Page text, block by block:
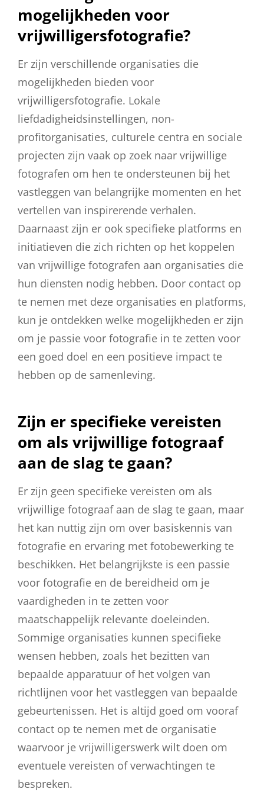
mogelijkheden voor
vrijwilligersfotografie?
Er zijn verschillende organisaties die
mogelijkheden bieden voor
vrijwilligersfotografie. Lokale
liefdadigheidsinstellingen, non-
profitorganisaties, culturele centra en sociale
projecten zijn vaak op zoek naar vrijwillige
fotografen om hen te ondersteunen bij het
vastleggen van belangrijke momenten en het
vertellen van inspirerende verhalen.
Daarnaast zijn er ook specifieke platforms en
initiatieven die zich richten op het koppelen
van vrijwillige fotografen aan organisaties die
hun diensten nodig hebben. Door contact op
te nemen met deze organisaties en platforms,
kun je ontdekken welke mogelijkheden er zijn
om je passie voor fotografie in te zetten voor
een goed doel en een positieve impact te
hebben op de samenleving.
Zijn er specifieke vereisten
om als vrijwillige fotograaf
aan de slag te gaan?
Er zijn geen specifieke vereisten om als
vrijwillige fotograaf aan de slag te gaan, maar
het kan nuttig zijn om over basiskennis van
fotografie en ervaring met fotobewerking te
beschikken. Het belangrijkste is een passie
voor fotografie en de bereidheid om je
vaardigheden in te zetten voor
maatschappelijk relevante doeleinden.
Sommige organisaties kunnen specifieke
wensen hebben, zoals het bezitten van
bepaalde apparatuur of het volgen van
richtlijnen voor het vastleggen van bepaalde
gebeurtenissen. Het is altijd goed om vooraf
contact op te nemen met de organisatie
waarvoor je vrijwilligerswerk wilt doen om
eventuele vereisten of verwachtingen te
bespreken.